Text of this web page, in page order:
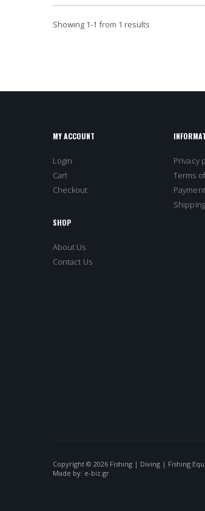
Showing 1-1 from 1 results
MY ACCOUNT
Login
Cart
Checkout
SHOP
About Us
Contact Us
Privacy
Terms
Copyright © 2026 Fishing | Diving | Fishing
Made by: e-biz.gr